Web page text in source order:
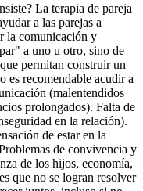
La terapia de pareja
a las parejas a
la comunicación y
a uno u otro, sino de
permitan construir un
es recomendable acudir a
(malentendidos
prolongados). Falta de
en la relación).
de estar en la
de convivencia y
de los hijos, economía,
que no se logran resolver